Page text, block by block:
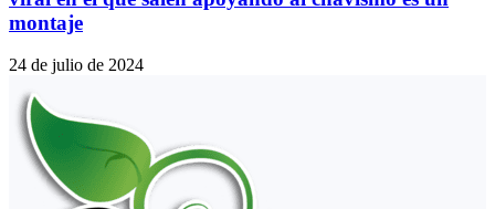
montaje
24 de julio de 2024